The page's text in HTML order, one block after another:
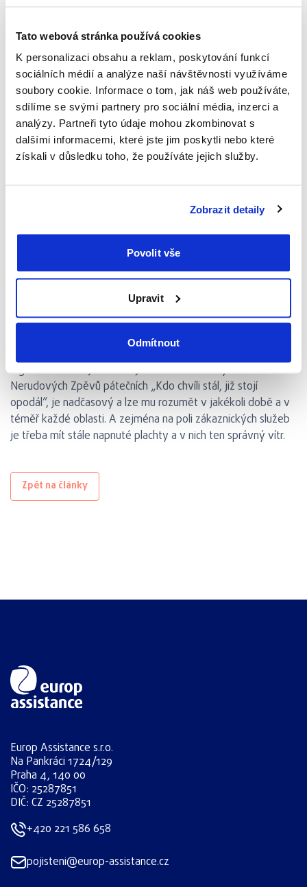
Tato webová stránka používá cookies
K personalizaci obsahu a reklam, poskytování funkcí
sociálních médií a analýze naší návštěvnosti využíváme
soubory cookie. Informace o tom, jak náš web používáte,
sdílíme se svými partnery pro sociální média, inzerci a
analýzy. Partneři tyto údaje mohou zkombinovat s
dalšími informacemi, které jste jim poskytli nebo které
získali v důsledku toho, že používáte jejich služby.
Zobrazit detaily
Povolit vše
Upravit
Odmítnout
když jsou spokojeni naši klienti. A důležité je, že Eva s dosud
velmi pozitivní zákaznickou referencí nezahýbala. Na dotaz,
jak klienti hodnotí dojem z hovoru s virtuálním operátorem,
se 81 % vyjádřilo pozitivně (spokojen, spíše spokojen).
Čerpáme i ze slovních komentářů, které napoví mnohé.
Hodnocení „Vůbec jsem si neuvědomil, že hovořím s nějakou
virtuální osobou“ zahřálo na srdci velmi.
Virtuální operátor není naší jedinou významnou inovací.
Pokud klient nechce nebo nemůže přes telefon hovořit, má k
dispozici platformu „digital roadside assistance“, kde si službu
telefonu. Toto řešení uvítají například neslyšící, pro které
může být standardní hlasové propojení nesnadné. I zde je
cílem co nejrychlejší zajištění služby, v co nejvyšší kvalitě.
digitálních nástrojů a uvažujeme o dalších. Smysl verše z
Nerudových Zpěvů pátečních „Kdo chvíli stál, již stojí
opodál”, je nadčasový a lze mu rozumět v jakékoli době a v
téměř každé oblasti. A zejména na poli zákaznických služeb
je třeba mít stále napnuté plachty a v nich ten správný vítr.
Zpět na články
Europ Assistance s.r.o.
Na Pankráci 1724/129
Praha 4, 140 00
IČO: 25287851
DIČ: CZ 25287851
+420 221 586 658
pojisteni@europ-assistance.cz